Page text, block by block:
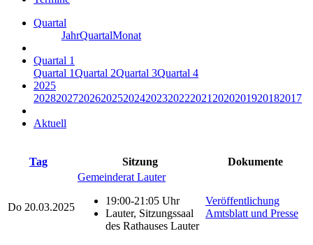
Quartal
JahrQuartalMonat
Quartal 1
Quartal 1Quartal 2Quartal 3Quartal 4
2025
20282027202620252024202320222021 2020201920182017
Aktuell
Tag Sitzung Dokumente
Do 20.03.2025
Gemeinderat Lauter
19:00-21:05 Uhr
Lauter, Sitzungssaal
des Rathauses Lauter
Veröffentlichung
Amtsblatt und Presse